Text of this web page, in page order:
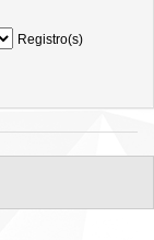
Registro(s)